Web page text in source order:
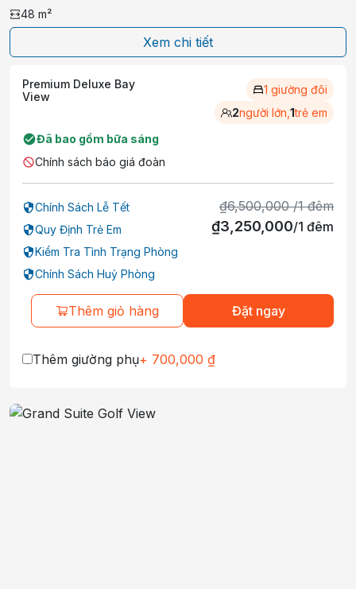
48 m²
Xem chi tiết
Premium Deluxe Bay
View
1 giường đôi
2người lớn, 1trẻ em
Đã bao gồm bữa sáng
Chính sách báo giá đoàn
Chính Sách Lễ Tết
Quy Định Trẻ Em
Kiểm Tra Tình Trạng Phòng
Chính Sách Huỷ Phòng
₫6,500,000 /1 đêm
₫3,250,000/1 đêm
Thêm giỏ hàng Đặt ngay
Thêm giường phụ+ 700,000 ₫